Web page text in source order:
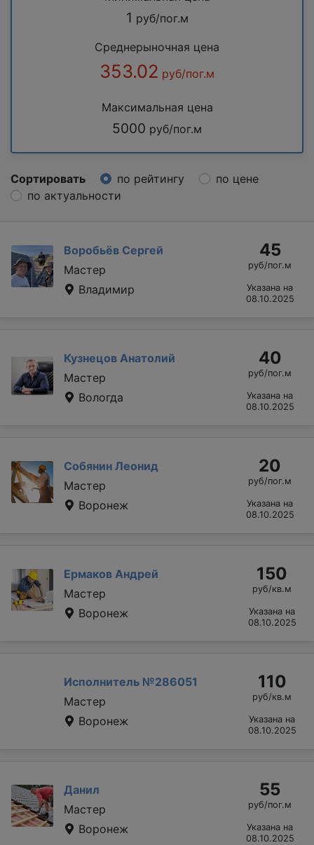
1 руб/пог.м
Среднерыночная цена
353.02 руб/пог.м
Максимальная цена
5000 руб/пог.м
Сортировать по рейтингу
по цене
по актуальности
Воробьёв Сергей
Мастер
Владимир
45
руб/пог.м
Указана на
08.10.2025
Кузнецов Анатолий
Мастер
Вологда
40
руб/пог.м
Указана на
08.10.2025
Собянин Леонид
Мастер
Воронеж
20
руб/пог.м
Указана на
08.10.2025
Ермаков Андрей
Мастер
Воронеж
150
руб/кв.м
Указана на
08.10.2025
Исполнитель №286051
Мастер
Воронеж
110
руб/кв.м
Указана на
08.10.2025
Данил
Мастер
Воронеж
55
руб/пог.м
Указана на
08.10.2025